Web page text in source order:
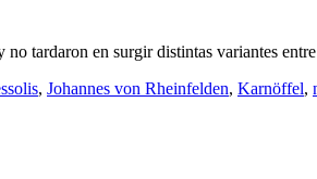
tardaron en surgir distintas variantes
, Johannes von Rheinfelden, Karnöffel,